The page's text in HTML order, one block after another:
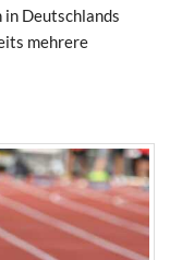
in Deutschlands
mehrere